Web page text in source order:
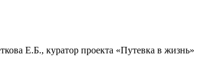
Е.Б., куратор проекта «Путевка в жизнь»